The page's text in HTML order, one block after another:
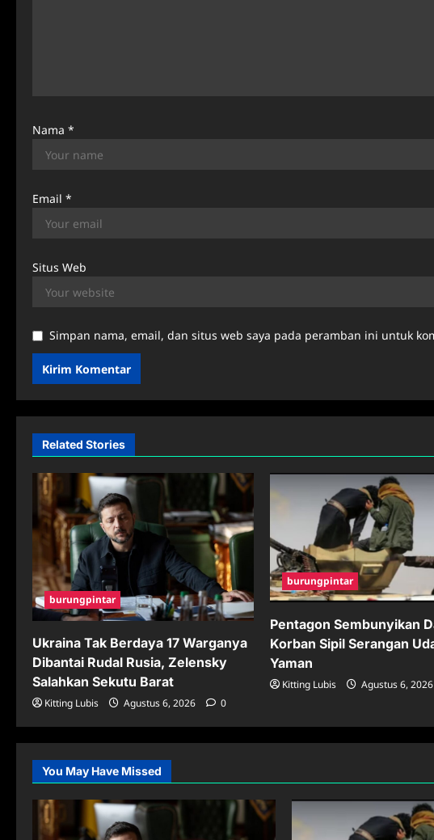
Nama *
Email *
Situs Web
Simpan nama, email, dan situs web saya pada peramban ini untuk
Related Stories
burungpintar
Ukraina Tak Berdaya 17 Warganya
Dibantai Rudal Rusia, Zelensky
Salahkan Sekutu Barat
Kitting Lubis Agustus 6, 2026 0
burungpintar
Pentagon Sembunyikan
Korban Sipil Serangan
Yaman
Kitting Lubis Agustus 6, 2026
You May Have Missed